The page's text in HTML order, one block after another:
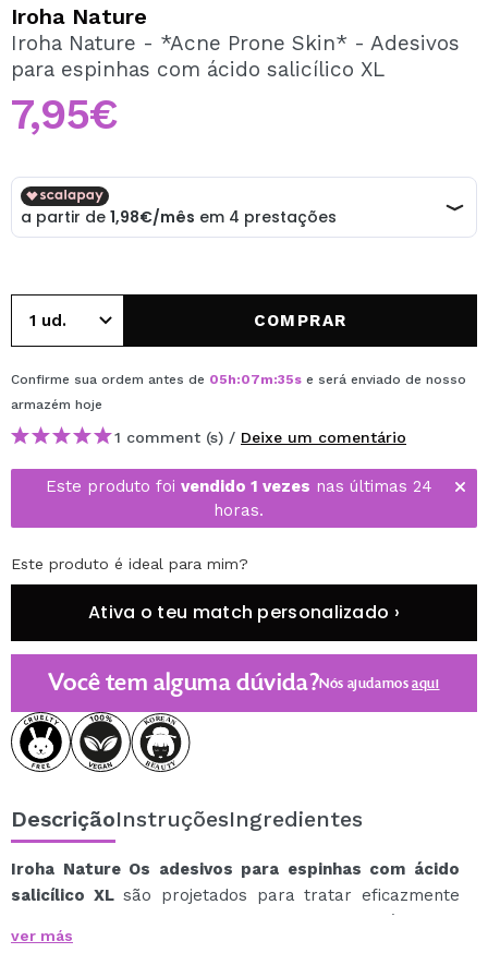
Ao criar uma conta no Maquibeauty.pt pode fazer as suas
compras rapidamente, verificar o estado das suas
Iroha Nature
Iroha Nature - *Acne Prone Skin* - Adesivos
para espinhas com ácido salicílico XL
7,95€
COMPRAR
Confirme sua ordem antes de 05h:07m:35s e será enviado de nosso
armazém hoje
1 comment (s) / Deixe um comentário
Este produto foi vendido 1 vezes nas últimas 24
horas.
Este produto é ideal para mim?
Ativa o teu match personalizado ›
Você tem alguma dúvida?Nós ajudamosaqui
DescriçãoInstruçõesIngredientes
Iroha Nature Os adesivos para espinhas com ácido
salicílico XLsão projetados para tratar eficazmente
surtos de acne no rosto e no corpo, incluindo áreas de
difícil acesso, como bochechas, queixo, testa e costas.
ver más